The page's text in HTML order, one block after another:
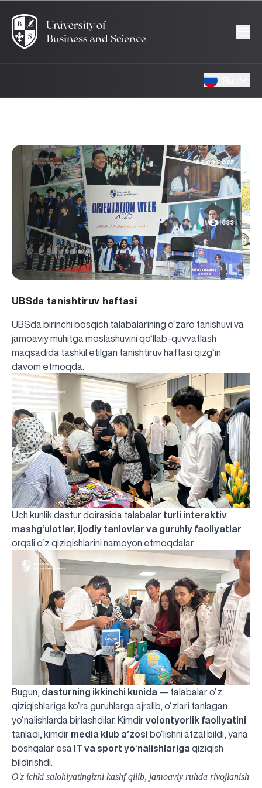
22.09.2025
1633
UBSda tanishtiruv haftasi
UBSda birinchi bosqich talabalarining o‘zaro tanishuvi va
jamoaviy muhitga moslashuvini qo‘llab-quvvatlash
maqsadida tashkil etilgan tanishtiruv haftasi qizg‘in
davom etmoqda.
Uch kunlik dastur doirasida talabalar turli interaktiv
mashg‘ulotlar, ijodiy tanlovlar va guruhiy faoliyatlar
orqali o‘z qiziqishlarini namoyon etmoqdalar.
Bugun, dasturning ikkinchi kunida — talabalar o‘z
qiziqishlariga ko‘ra guruhlarga ajralib, o‘zlari tanlagan
yo‘nalishlarda birlashdilar. Kimdir volontyorlik faoliyatini
tanladi, kimdir media klub a’zosi bo‘lishni afzal bildi, yana
boshqalar esa IT va sport yo‘nalishlariga qiziqish
bildirishdi.
O'z ichki salohiyatingizni kashf qilib, jamoaviy ruhda rivojlanish
UBS professori "Yangi O‘zbekiston yosh olimlari"
Вышел новый номер нашей любимой газеты «UBS
Преподаватели UBS повысили квалификацию в
UBS и выпускники университета удостоены наград
Inson kapitaliga yo‘naltirilgan investitsiya — Yangi